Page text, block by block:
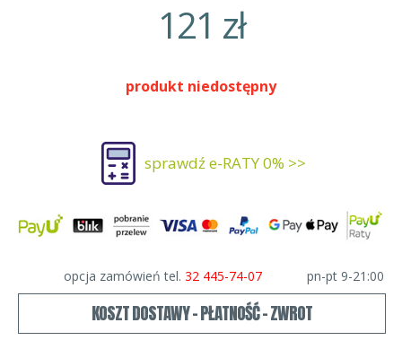
121 zł
produkt niedostępny
sprawdź e-RATY 0% >>
opcja zamówień tel. 32 445-74-07 pn-pt 9-21:00
KOSZT DOSTAWY - PŁATNOŚĆ - ZWROT